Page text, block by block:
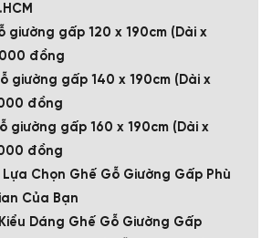
giường gấp 120 x 190cm (Dài x
đồng
giường gấp 140 x 190cm (Dài x
đồng
giường gấp 160 x 190cm (Dài x
đồng
Chọn Ghế Gỗ Giường Gấp Phù
Của Bạn
Dáng Ghế Gỗ Giường Gấp